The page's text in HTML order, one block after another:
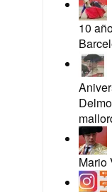
10
Mario